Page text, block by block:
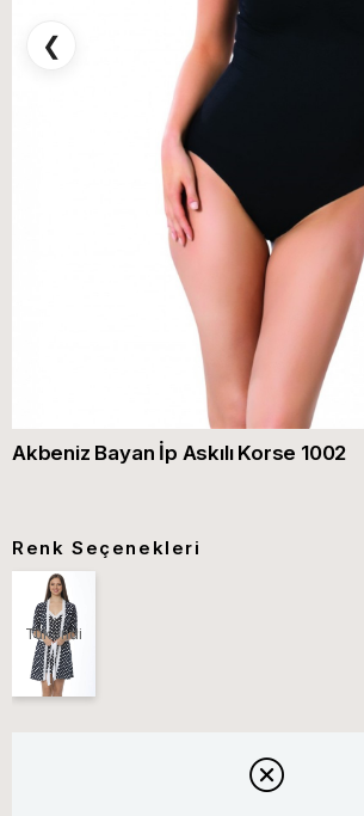
❮
Akbeniz Bayan İp Askılı Korse 1002
Renk Seçenekleri
Tükendi